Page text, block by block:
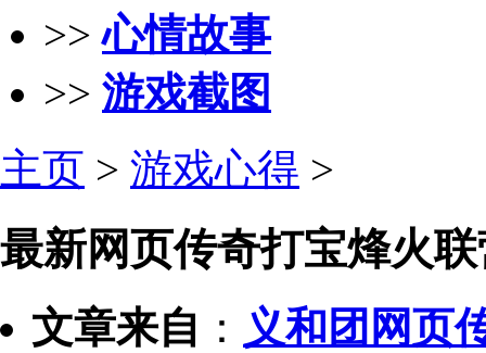
>>心情故事
>> 游戏截图
主页 > 游戏心得 >
最新网页传奇打宝烽火
文章来自 ： 义和团网页